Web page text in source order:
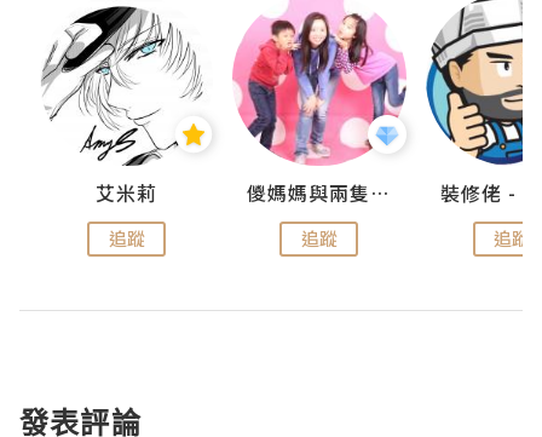
艾米莉
追蹤
儍媽媽與兩隻小魔怪之家
追蹤 追蹤
發表評論